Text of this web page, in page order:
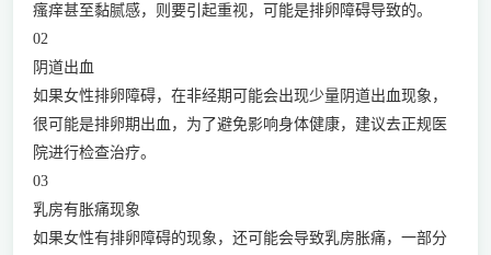
瘙痒甚至黏腻感，则要引起重视，可能是排卵障碍导致的。
02
阴道出血
如果女性排卵障碍，在非经期可能会出现少量阴道出血现象，
很可能是排卵期出血，为了避免影响身体健康，建议去正规医
院进行检查治疗。
03
乳房有胀痛现象
如果女性有排卵障碍的现象，还可能会导致乳房胀痛，一部分